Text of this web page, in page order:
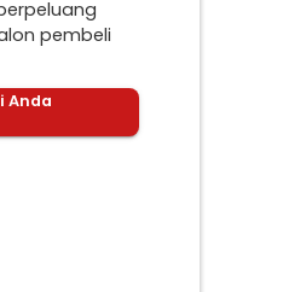
pembeli
Anda